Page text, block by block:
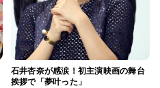
石井杏奈が感涙！初主演映画の舞台
挨拶で「夢叶った」